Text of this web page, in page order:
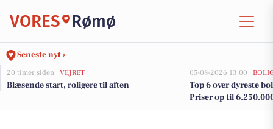
VORES Rømø
Seneste nyt ›
20 timer siden | VEJRET
Blæsende start, roligere til aften
05-08-2026 13:00 |
Top 6 over dyreste
Priser op til